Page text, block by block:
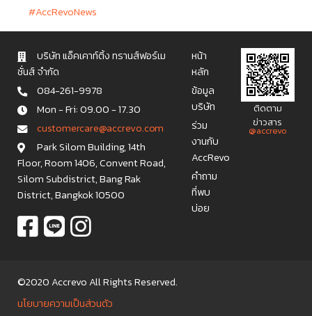
#AccRevoNews
บริษัท แอ็คเคาท์ติ้ง ทรานส์ฟอร์เม
ชั่นส์ จำกัด
084-261-9978
Mon - Fri: 09.00 - 17.30
c u s t o m e r c a r e @ a c c r e v o . c o m
Park Silom Building, 14th
Floor, Room 1406, Convent Road,
Silom Subdistrict, Bang Rak
District, Bangkok 10500
หน้า
หลัก
ข้อมูล
บริษัท
ร่วม
งานกับ
AccRevo
คำถาม
ที่พบ
บ่อย
ติดตาม
ข่าวสาร
@accrevo
©2020 Accrevo All Rights Reserved.
นโยบายความเป็นส่วนตัว